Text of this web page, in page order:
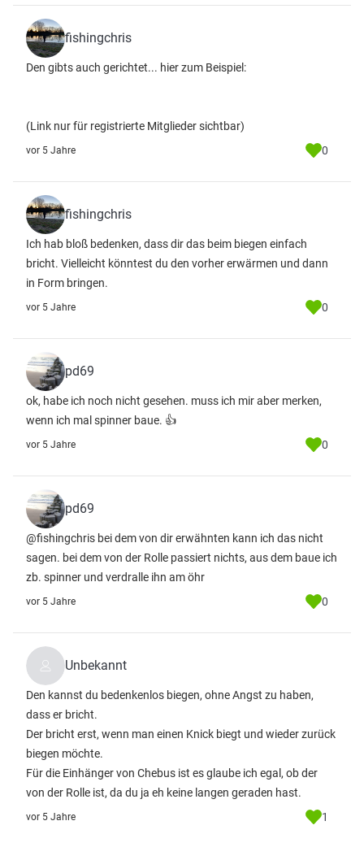
fishingchris
Den gibts auch gerichtet... hier zum Beispiel:
(Link nur für registrierte Mitglieder sichtbar)
vor 5 Jahre 0
fishingchris
Ich hab bloß bedenken, dass dir das beim biegen einfach
bricht. Vielleicht könntest du den vorher erwärmen und dann
in Form bringen.
vor 5 Jahre 0
pd69
ok, habe ich noch nicht gesehen. muss ich mir aber merken,
wenn ich mal spinner baue. 👍
vor 5 Jahre 0
pd69
@fishingchris bei dem von dir erwähnten kann ich das nicht
sagen. bei dem von der Rolle passiert nichts, aus dem baue ich
zb. spinner und verdralle ihn am öhr
vor 5 Jahre 0
Unbekannt
Den kannst du bedenkenlos biegen, ohne Angst zu haben,
dass er bricht.
Der bricht erst, wenn man einen Knick biegt und wieder zurück
biegen möchte.
Für die Einhänger von Chebus ist es glaube ich egal, ob der
von der Rolle ist, da du ja eh keine langen geraden hast.
vor 5 Jahre 1